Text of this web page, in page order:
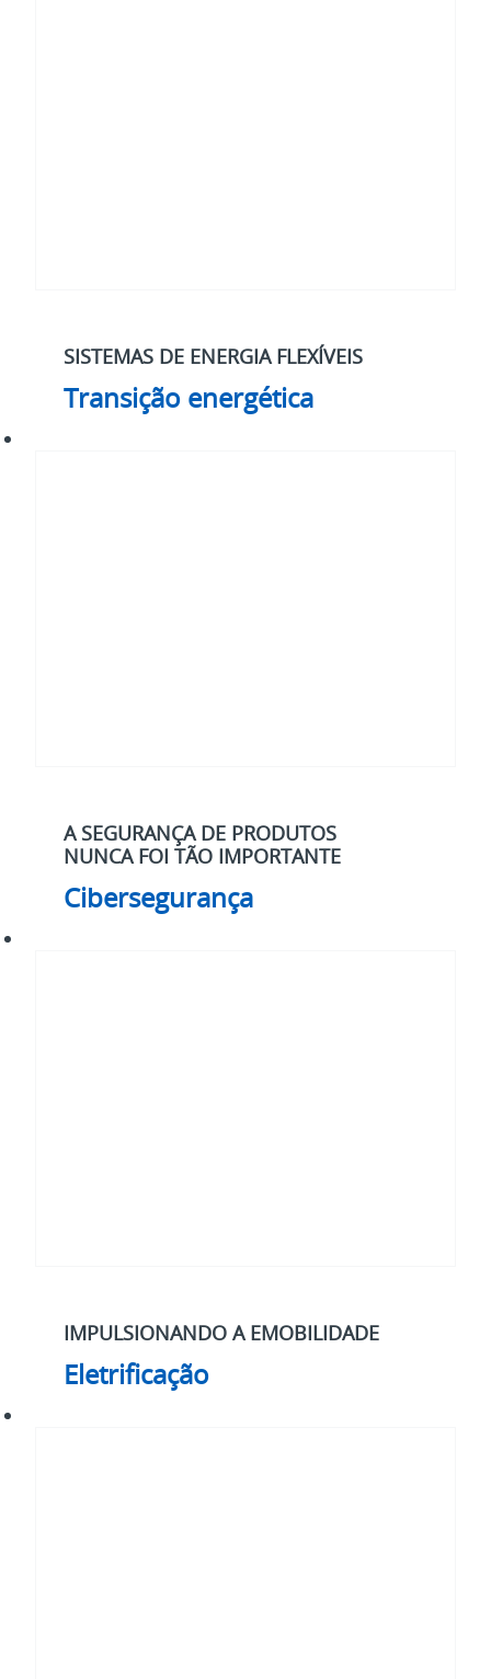
SISTEMAS DE ENERGIA FLEXÍVEIS
Transição energética
A SEGURANÇA DE PRODUTOS
NUNCA FOI TÃO IMPORTANTE
Cibersegurança
IMPULSIONANDO A EMOBILIDADE
Eletrificação